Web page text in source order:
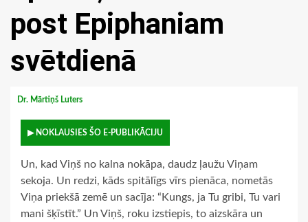
post Epiphaniam
svētdienā
Dr. Mārtiņš Luters
▶ NOKLAUSIES ŠO E-PUBLIKĀCIJU
Un, kad Viņš no kalna nokāpa, daudz ļaužu Viņam
sekoja. Un redzi, kāds spitālīgs vīrs pienāca, nometās
Viņa priekšā zemē un sacīja: “Kungs, ja Tu gribi, Tu vari
mani šķīstīt.” Un Viņš, roku izstiepis, to aizskāra un